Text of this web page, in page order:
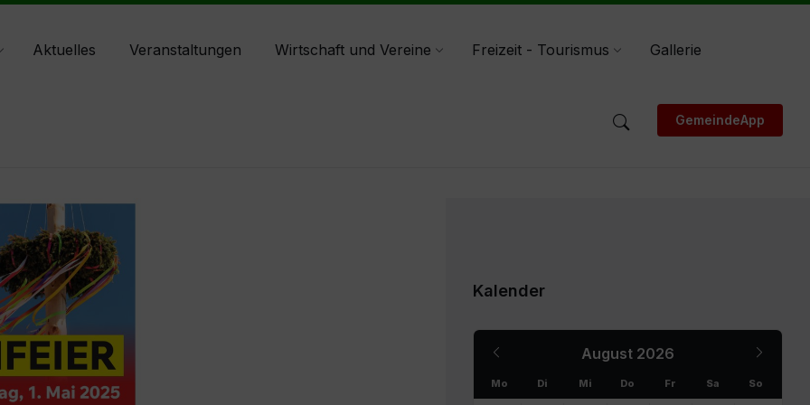
Aktuelles Veranstaltungen Wirtschaft und Vereine Freizeit - Tourismus
Gallerie
GemeindeApp
Kalender
August 2026
Month
Mo Di Mi Do Fr Sa So